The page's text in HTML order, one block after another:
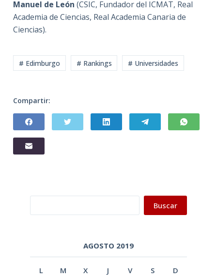
Manuel de León (CSIC, Fundador del ICMAT, Real
Academia de Ciencias, Real Academia Canaria de
Ciencias).
# Edimburgo # Rankings # Universidades
Compartir:
Buscar
AGOSTO 2019
L M X J V S D